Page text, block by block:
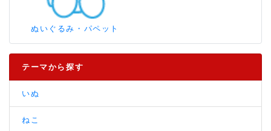
ぬいぐるみ・パペット
テーマから探す
いぬ
ねこ